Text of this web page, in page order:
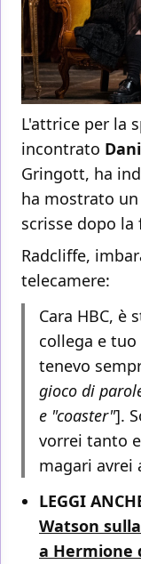
L'attrice per la
incontrato
Gringott, ha
ha mostrato
scrisse dopo la
Radcliffe,
telecamere:
Cara HBC, è
collega e
tenevo
gioco di
e "coaster"].
vorrei tanto
magari avrei
LEGGI
Watson
a Hermione